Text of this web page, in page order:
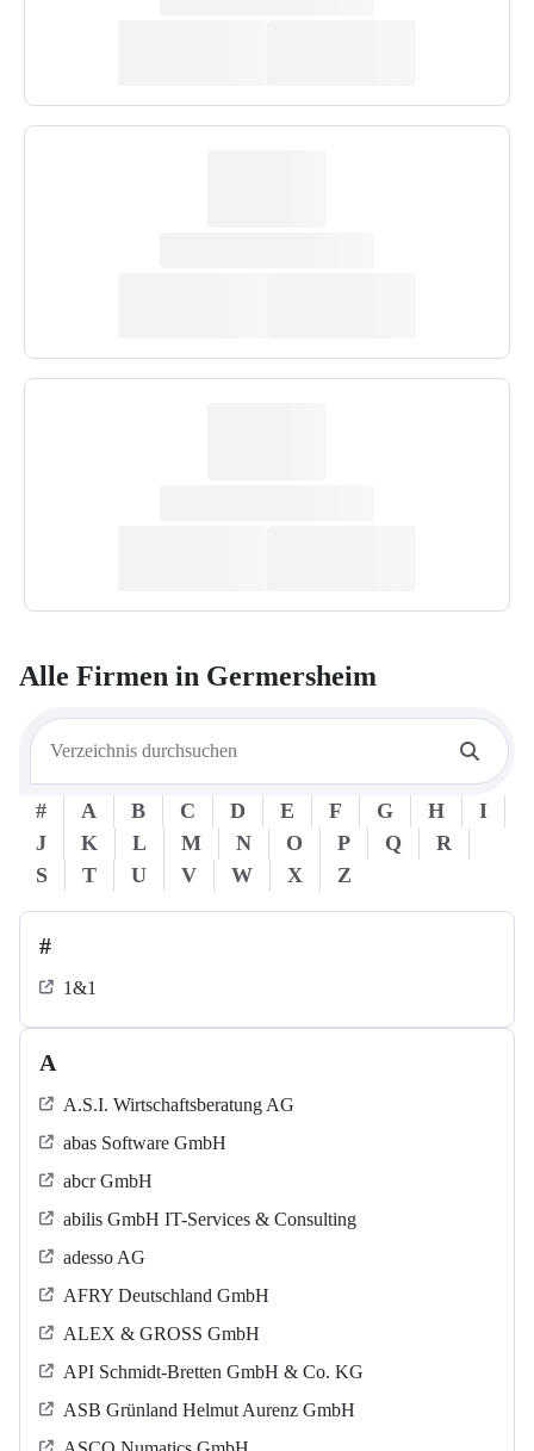
Alle Firmen in Germersheim
# A B C D E F G H
I
J
K L M N O P Q
R
S
T U V W X Z
#
1&1
A
A.S.I. Wirtschaftsberatung AG
abas Software GmbH
abcr GmbH
abilis GmbH IT-Services & Consulting
adesso AG
AFRY Deutschland GmbH
ALEX & GROSS GmbH
API Schmidt-Bretten GmbH & Co. KG
ASB Grün­land Helmut Au­renz GmbH